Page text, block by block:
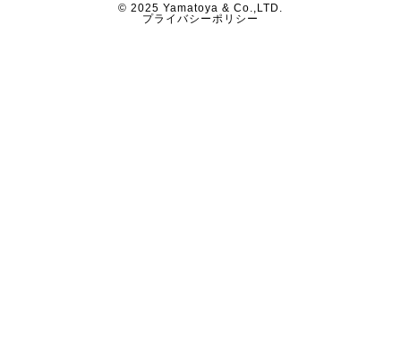
© 2025 Yamatoya & Co.,LTD.
プライバシーポリシー